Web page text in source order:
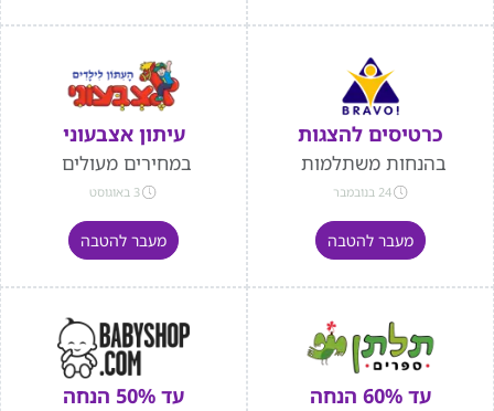
כרטיסים להצגות
בהנחות משתלמות
24 בנובמבר
מעבר להטבה
עיתון אצבעוני
במחירים מעולים
3 באוגוסט
מעבר להטבה
עד 60% הנחה עד 50% הנחה